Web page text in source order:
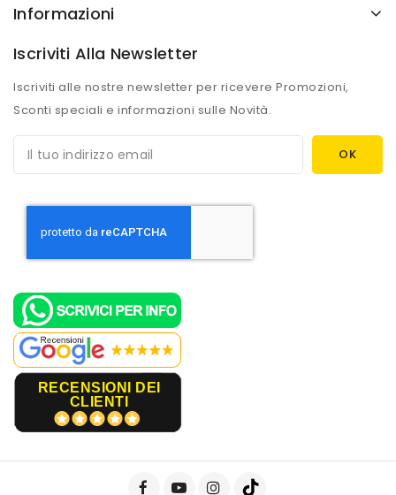
Informazioni
Iscriviti Alla Newsletter
Iscriviti alle nostre newsletter per ricevere Promozioni,
Sconti speciali e informazioni sulle Novità.
RECENSIONI DEI
CLIENTI